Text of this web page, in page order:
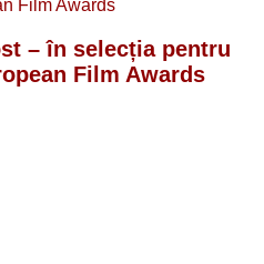
– în selecția pentru
Film Awards